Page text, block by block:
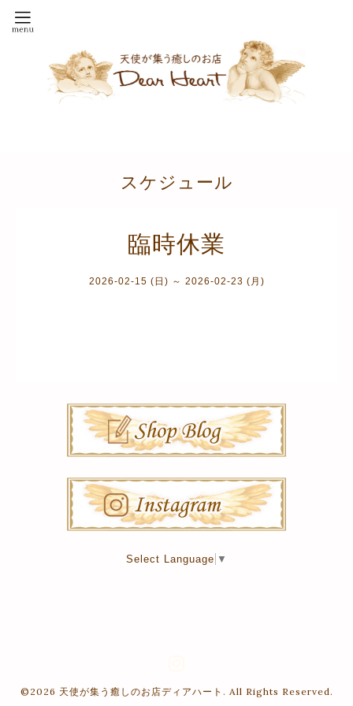
スケジュール
臨時休業
2026-02-15 (日) ～ 2026-02-23 (月)
Select Language ▼
©2026 天使が集う癒しのお店ディアハート . All Rights Reserved.